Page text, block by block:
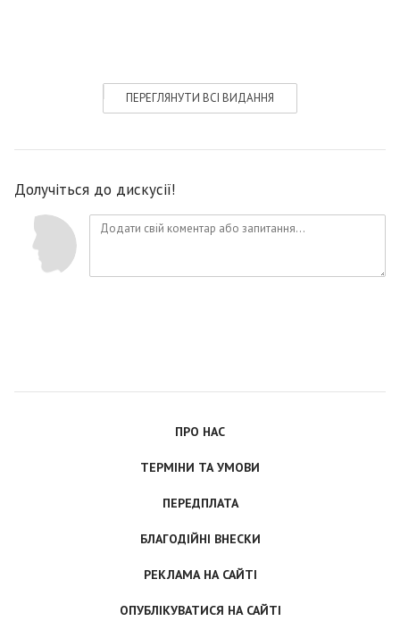
ПЕРЕГЛЯНУТИ ВСІ ВИДАННЯ
Долучіться до дискусії!
ПРО НАС
ТЕРМІНИ ТА УМОВИ
ПЕРЕДПЛАТА
БЛАГОДІЙНІ ВНЕСКИ
РЕКЛАМА НА САЙТІ
ОПУБЛІКУВАТИСЯ НА САЙТІ